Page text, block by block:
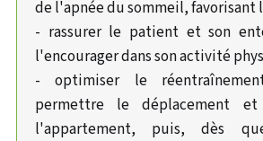
de l'apnée du sommeil, favorisant
- rassurer le patient et son
l'encourager dans son activité
- optimiser le
permettre le déplacement et
l'appartement, puis, dès